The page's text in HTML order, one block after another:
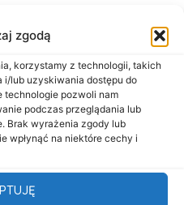
zgodą
korzystamy z technologii, takich
lub uzyskiwania dostępu do
technologie pozwoli nam
podczas przeglądania lub
Brak wyrażenia zgody lub
wpłynąć na niektóre cechy i